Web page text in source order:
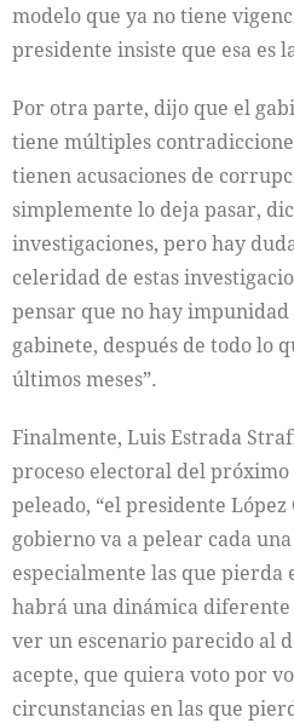
modelo que ya no tiene
presidente insiste que esa es
Por otra parte, dijo que el
tiene múltiples
tienen acusaciones de
simplemente lo deja pasar,
investigaciones, pero hay
celeridad de estas
pensar que no hay
gabinete, después de todo lo
últimos meses”.
Finalmente, Luis Estrada
proceso electoral del
peleado, “el presidente
gobierno va a pelear cada
especialmente las que
habrá una dinámica diferente
ver un escenario parecido al
acepte, que quiera voto por
circunstancias en las que